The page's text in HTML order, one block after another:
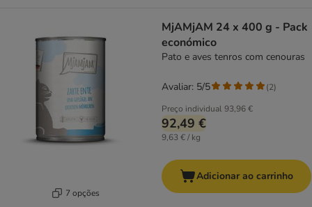
7 opções
MjAMjAM 24 x 400 g - Pack
económico
Pato e aves tenros com cenouras
Preço individual93,96 €
92,49 €
9,63 € / kg
Avaliar: 5/5 (2)
Adicionar ao carrinho